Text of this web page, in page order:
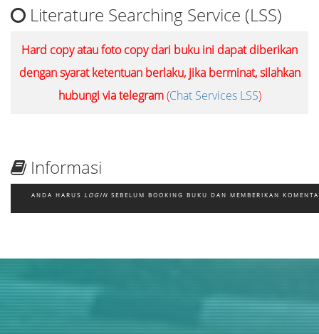
Literature Searching Service (LSS)
Hard copy atau foto copy dari buku ini dapat diberikan
dengan syarat ketentuan berlaku, jika berminat, silahkan
hubungi via telegram(Chat Services LSS)
Informasi
ANDA HARUS LOGIN SEBELUM BOOKING BUKU DAN MEMBERIKAN